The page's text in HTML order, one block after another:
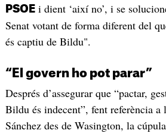
PSOEi dient ‘així no’, i se
Senat votant de forma diferent del
és captiu de Bildu".
“El govern ho pot parar”
Després d’assegurar que “pactar,
Bildu és indecent”, fent referència a
Sánchez des de Wasington, la